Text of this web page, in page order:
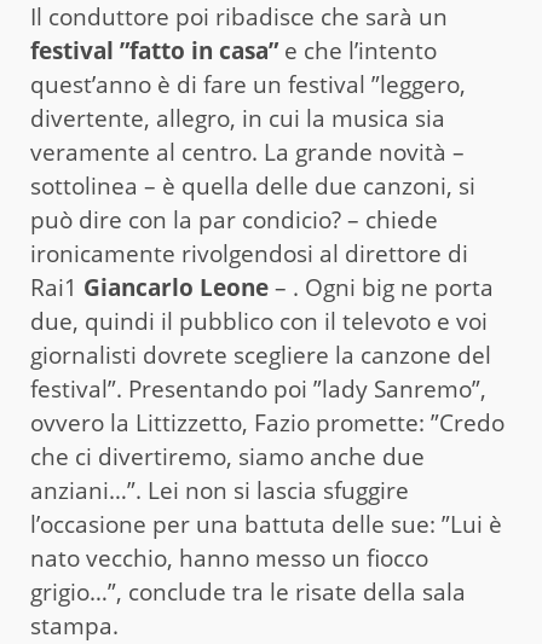
Il conduttore poi ribadisce che sarà un
festival ”fatto in casa” e che l’intento
quest’anno è di fare un festival ”leggero,
divertente, allegro, in cui la musica sia
veramente al centro. La grande novità –
sottolinea – è quella delle due canzoni, si
può dire con la par condicio? – chiede
ironicamente rivolgendosi al direttore di
Rai1 Giancarlo Leone– . Ogni big ne porta
due, quindi il pubblico con il televoto e voi
giornalisti dovrete scegliere la canzone del
festival”. Presentando poi ”lady Sanremo”,
ovvero la Littizzetto, Fazio promette: ”Credo
che ci divertiremo, siamo anche due
anziani…”. Lei non si lascia sfuggire
l’occasione per una battuta delle sue: ”Lui è
nato vecchio, hanno messo un fiocco
grigio…”, conclude tra le risate della sala
stampa.